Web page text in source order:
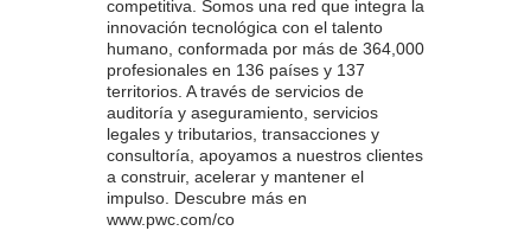
competitiva. Somos una red que integra la
innovación tecnológica con el talento
humano, conformada por más de 364,000
profesionales en 136 países y 137
territorios. A través de servicios de
auditoría y aseguramiento, servicios
legales y tributarios, transacciones y
consultoría, apoyamos a nuestros clientes
a construir, acelerar y mantener el
impulso. Descubre más en
www.pwc.com/co